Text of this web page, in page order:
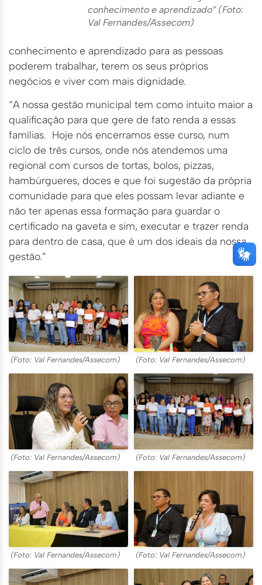
conhecimento e aprendizado” (Foto:
Val Fernandes/Assecom)
conhecimento e aprendizado para as pessoas
poderem trabalhar, terem os seus próprios
negócios e viver com mais dignidade.
“A nossa gestão municipal tem como intuito maior a
qualificação para que gere de fato renda a essas
famílias. Hoje nós encerramos esse curso, num
ciclo de três cursos, onde nós atendemos uma
regional com cursos de tortas, bolos, pizzas,
hambúrgueres, doces e que foi sugestão da própria
comunidade para que eles possam levar adiante e
não ter apenas essa formação para guardar o
certificado na gaveta e sim, executar e trazer renda
para dentro de casa, que é um dos ideais da nossa
gestão.”
(Foto: Val Fernandes/Assecom) (Foto: Val Fernandes/Assecom)
(Foto: Val Fernandes/Assecom) (Foto: Val Fernandes/Assecom)
(Foto: Val Fernandes/Assecom) (Foto: Val Fernandes/Assecom)